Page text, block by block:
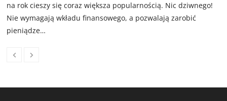
na rok cieszy się coraz większa popularnością. Nic dziwnego!
Nie wymagają wkładu finansowego, a pozwalają zarobić
pieniądze…